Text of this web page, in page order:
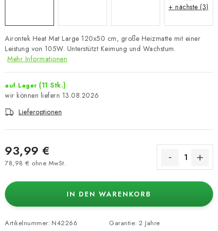
Airontek Heat Mat Large 120x50 cm, große Heizmatte mit einer
Leistung von 105W. Unterstützt Keimung und Wachstum.
Mehr Informationen
auf Lager (11 Stk.)
13.08.2026
Lieferoptionen
93,99 €
78,98 € ohne MwSt.
IN DEN WARENKORB
Artikelnummer: N42266
Garantie: 2 Jahre
+ nächste (3)